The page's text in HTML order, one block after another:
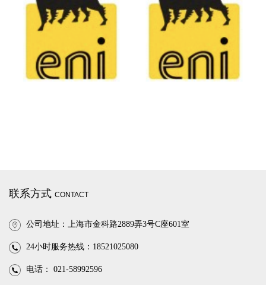
联系方式 CONTACT
公司地址：上海市金科路2889弄3号C座601室
24小时服务热线：18521025080
电话： 021-58992596